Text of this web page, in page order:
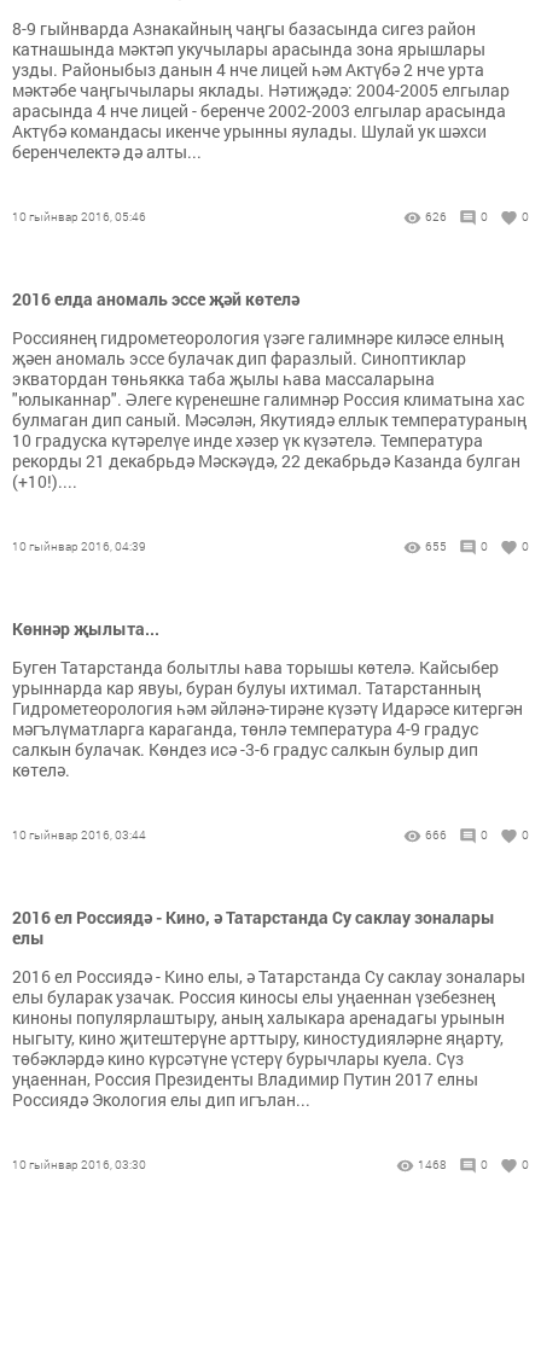
8-9 гыйнварда Азнакайның чаңгы базасында сигез район
катнашында мәктәп укучылары арасында зона ярышлары
узды. Районыбыз данын 4 нче лицей һәм Актүбә 2 нче урта
мәктәбе чаңгычылары яклады. Нәтиҗәдә: 2004-2005 елгылар
арасында 4 нче лицей - беренче 2002-2003 елгылар арасында
Актүбә командасы икенче урынны яулады. Шулай ук шәхси
беренчелектә дә алты...
10 гыйнвар 2016, 05:46 626 0 0
2016 елда аномаль эссе җәй көтелә
Россиянең гидрометеорология үзәге галимнәре киләсе елның
җәен аномаль эссе булачак дип фаразлый. Синоптиклар
экватордан төньякка таба җылы һава массаларына
"юлыканнар". Әлеге күренешне галимнәр Россия климатына хас
булмаган дип саный. Мәсәлән, Якутиядә еллык температураның
10 градуска күтәрелүе инде хәзер үк күзәтелә. Температура
рекорды 21 декабрьдә Мәскәүдә, 22 декабрьдә Казанда булган
(+10!)....
10 гыйнвар 2016, 04:39 655 0 0
Көннәр җылыта...
Буген Татарстанда болытлы һава торышы көтелә. Кайсыбер
урыннарда кар явуы, буран булуы ихтимал. Татарстанның
Гидрометеорология һәм әйләнә-тирәне күзәтү Идарәсе китергән
мәгълүматларга караганда, төнлә температура 4-9 градус
салкын булачак. Көндез исә -3-6 градус салкын булыр дип
көтелә.
10 гыйнвар 2016, 03:44 666 0 0
2016 ел Россиядә - Кино, ә Татарстанда Су саклау зоналары
елы
2016 ел Россиядә - Кино елы, ә Татарстанда Су саклау зоналары
елы буларак узачак. Россия киносы елы уңаеннан үзебезнең
киноны популярлаштыру, аның халыкара аренадагы урынын
ныгыту, кино җитештерүне арттыру, киностудияләрне яңарту,
төбәкләрдә кино күрсәтүне үстерү бурычлары куела. Сүз
уңаеннан, Россия Президенты Владимир Путин 2017 елны
Россиядә Экология елы дип игълан...
10 гыйнвар 2016, 03:30 1468 0 0